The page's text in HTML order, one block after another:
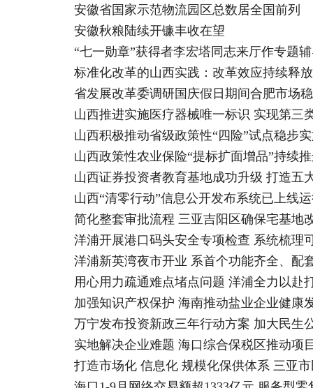
安徽省国家示范物流园区总数居全国前列
安徽秋粮陆续开镰丰收在望
“七一勋章”获得者李宏塔同志来厅作专题
标准化改革的山西实践：改革效应持续释放
省发展改革委调研国庆假日期间合肥市场
山西推进实施医疗器械唯一标识 实现第三
山西积极推动省级政策性“四险”试点稳步
山西政策性农业保险“提标扩面增品”持续
山西证券投资者教育基地成功升级 打造五
山西“清零行动”信息公开发布系统已上线
简化整套审批流程 三亚吉阳区确保宅基地
洋浦开展港口码头安全专项检查 系统梳理
洋浦新英湾夜市开业 系首个功能齐全、配
用心用力疏通难点堵点问题 洋浦全力以赴
加强知识产权保护 海南推动盐业企业健康
万宁发布投资新政三年行动方案 加大民生
实地解决企业难题 海口综合保税区推动项
打造市场化 信息化 规模化保供体系 三亚